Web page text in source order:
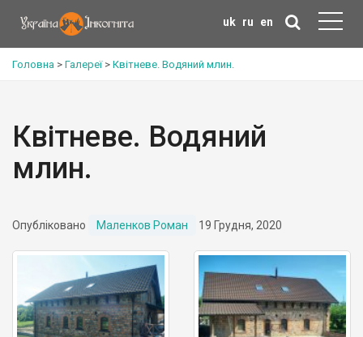
uk ru en
Головна > Галереї> Квітневе. Водяний млин.
Квітневе. Водяний
млин.
Опубліковано Маленков Роман 19 Грудня, 2020